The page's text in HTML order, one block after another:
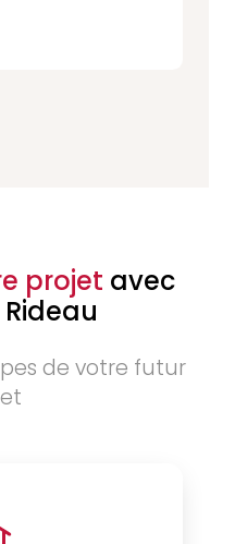
projet avec
de votre futur